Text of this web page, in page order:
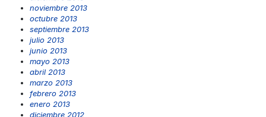
noviembre 2013
octubre 2013
septiembre 2013
julio 2013
junio 2013
mayo 2013
abril 2013
marzo 2013
febrero 2013
enero 2013
diciembre 2012